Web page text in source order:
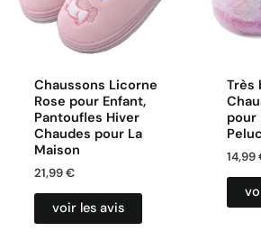
Chaussons Licorne
Rose pour Enfant,
Pantoufles Hiver
Chaudes pour La
Maison
21,99€
voir les avis
Très
pour
14,99